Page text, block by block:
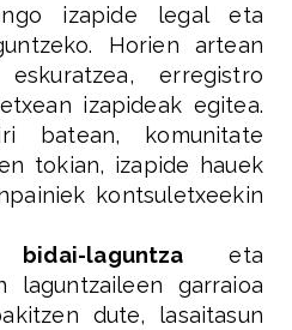
izapide legal eta
Horien artean
erregistro
izapideak egitea.
batean, komunitate
tokian, izapide hauek
kontsuletxeekin
bidai-laguntza eta
laguntzaileen garraioa
dute, lasaitasun